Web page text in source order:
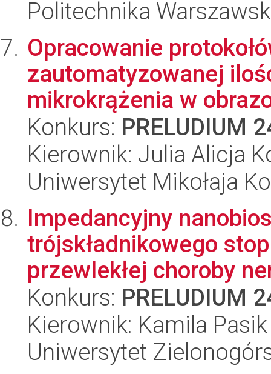
Politechnika
Opracowanie
zautomatyzowanej
mikrokrążenia w
Konkurs: PRELUDIUM
Kierownik: Julia Alicja
Uniwersytet Mikołaja
Impedancyjny
trójskładnikowego
przewlekłej choroby
Konkurs: PRELUDIUM
Kierownik: Kamila Pasik
Uniwersytet